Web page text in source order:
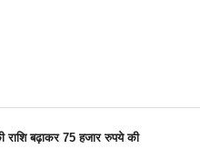
राशि बढ़ाकर 75 हजार रुपये की